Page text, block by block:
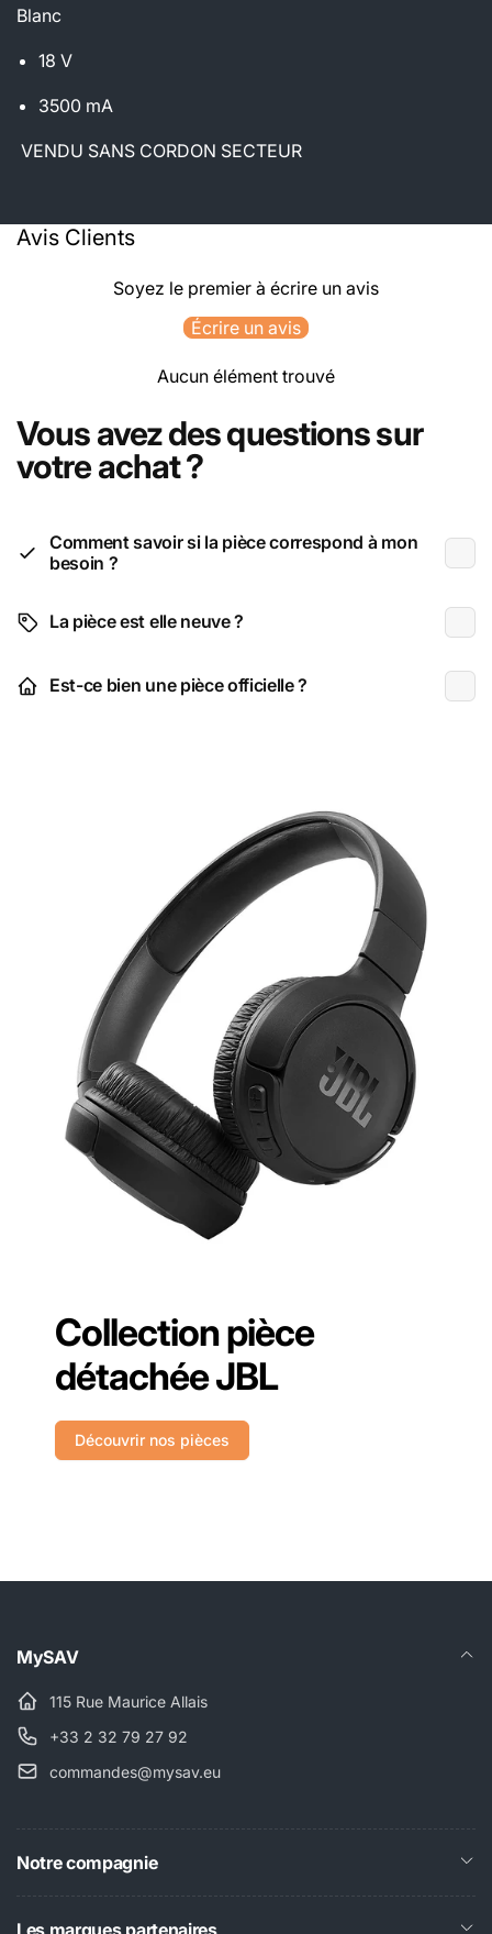
Blanc
18 V
3500 mA
VENDU SANS CORDON SECTEUR
Avis Clients
Soyez le premier à écrire un avis
Écrire un avis
Aucun élément trouvé
Vous avez des questions sur
votre achat ?
Comment savoir si la pièce correspond à mon
besoin ?
La pièce est elle neuve ?
Est-ce bien une pièce officielle ?
Collection pièce
détachée JBL
Découvrir nos pièces
MySAV
115 Rue Maurice Allais
+33 2 32 79 27 92
commandes@mysav.eu
Notre compagnie
Les marques partenaires